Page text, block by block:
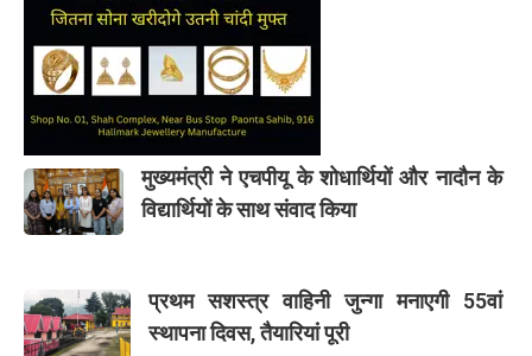
मुख्यमंत्री ने एचपीयू के शोधार्थियों और नादौन के
विद्यार्थियों के साथ संवाद किया
प्रथम सशस्त्र वाहिनी जुन्गा मनाएगी 55वां
स्थापना दिवस, तैयारियां पूरी